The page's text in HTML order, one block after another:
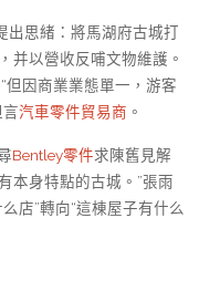
出思緒：將馬湖府古城打
并以營收反哺文物維護。
“但因商業業態單一，游客
汽車零件貿易商 。
Bentley零件求陳舊見解
本身特點的古城。”張雨
店”轉向“這棟屋子有什么